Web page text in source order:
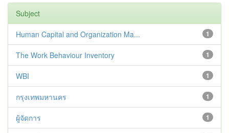
Subject
1
Human Capital and Organization Ma...
1
The Work Behaviour Inventory
1
WBI
1
กรุงเทพมหานคร
1
ผู้จัดการ